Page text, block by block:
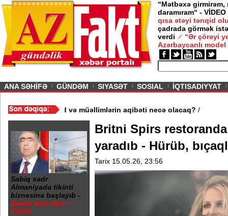
“Mətbəxə girmirəm,
daramıram“ - VİDEO
qısa ətəyi tənqid
çadrada görmək
verdi
“Ər çörəyi
Azərbaycanlı model
ANA SƏHİFƏ GÜNDƏM SIYASƏT SOSIAL İQTISADIYYAT
bağlandı - Şagird və müəllimlərin aqibəti necə olacaq?
Sabiq sədr
Almaniyada tikinti
biznesinə başlayıb -
Şərikli bina tikir +
FOTO
Britni Spirs
yaradıb - Hürüb,
Tarix 15.05.26, 23:56